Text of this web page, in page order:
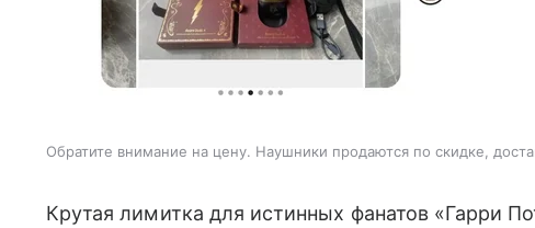
Обратите внимание на цену. Наушники продаются по скидке,
Крутая лимитка для истинных фанатов «Гарри